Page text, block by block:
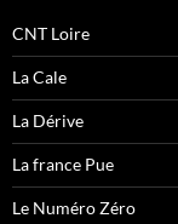
CNT Loire
La Cale
La Dérive
La france Pue
Le Numéro Zéro